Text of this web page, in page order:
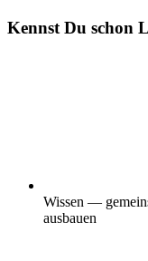
Kennst Du schon
Wissen —
ausbauen